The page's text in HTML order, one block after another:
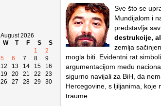
August 2026
W T F S
S
1
2
5 6 7 8
9
12 13 14 15
16
19 20 21 22
23
26 27 28 29
30
Sve što se
Mundijalom i
predstavlja
destrukcije,
zemlja
mogla biti. Evidentni rat
argumentacijom među
sigurno navijali za BiH, da
Hercegovine, s ljiljanima, koje
traume.